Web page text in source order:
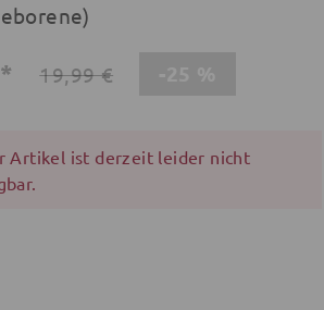
19,99 €
Artikel ist derzeit leider nicht